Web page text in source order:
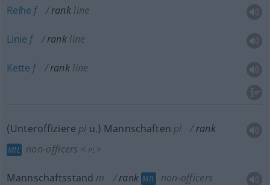
Reihe f rank line
Linie f rank line
Kette f rank line
(Unteroffiziere pl u.) Mannschaften pl rank
MIL non-officers < PL >
Mannschaftsstand m rank MIL non-officers